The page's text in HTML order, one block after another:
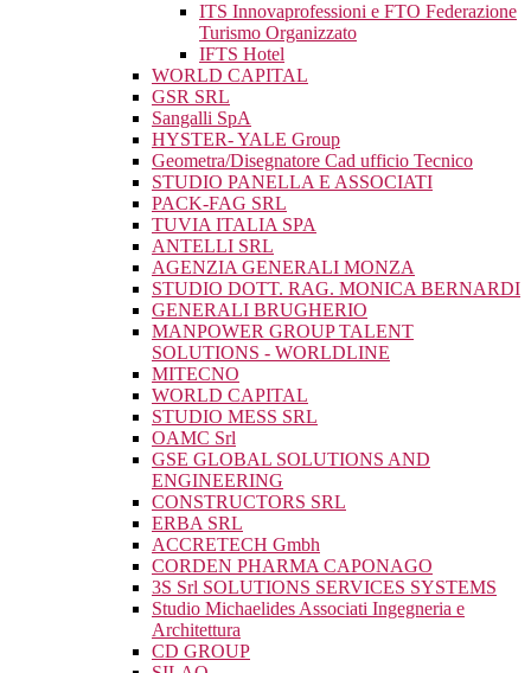
ITS Innovaprofessioni e FTO Federazione
Turismo Organizzato
IFTS Hotel
WORLD CAPITAL
GSR SRL
Sangalli SpA
HYSTER- YALE Group
Geometra/Disegnatore Cad ufficio Tecnico
STUDIO PANELLA E ASSOCIATI
PACK-FAG SRL
TUVIA ITALIA SPA
ANTELLI SRL
AGENZIA GENERALI MONZA
STUDIO DOTT. RAG. MONICA BERNARDI
GENERALI BRUGHERIO
MANPOWER GROUP TALENT
SOLUTIONS - WORLDLINE
MITECNO
WORLD CAPITAL
STUDIO MESS SRL
OAMC Srl
GSE GLOBAL SOLUTIONS AND
ENGINEERING
CONSTRUCTORS SRL
ERBA SRL
ACCRETECH Gmbh
CORDEN PHARMA CAPONAGO
3S Srl SOLUTIONS SERVICES SYSTEMS
Studio Michaelides Associati Ingegneria e
Architettura
CD GROUP